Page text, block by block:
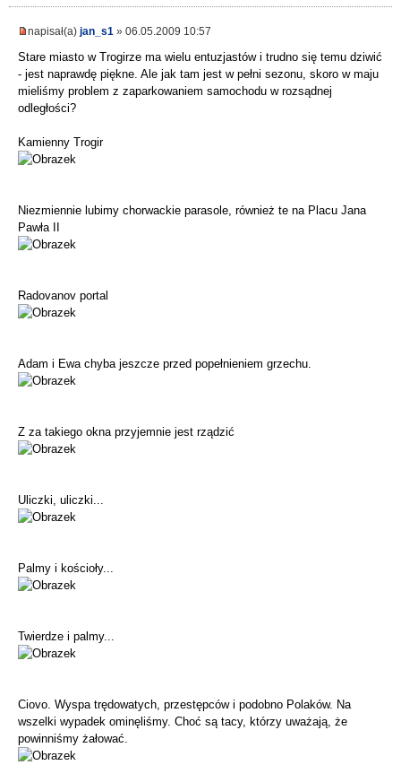
napisał(a) jan_s1 » 06.05.2009 10:57
Stare miasto w Trogirze ma wielu entuzjastów i trudno się temu dziwić
- jest naprawdę piękne. Ale jak tam jest w pełni sezonu, skoro w maju
mieliśmy problem z zaparkowaniem samochodu w rozsądnej
odległości?
Kamienny Trogir
Niezmiennie lubimy chorwackie parasole, również te na Placu Jana
Pawła II
Radovanov portal
Adam i Ewa chyba jeszcze przed popełnieniem grzechu.
Z za takiego okna przyjemnie jest rządzić
Uliczki, uliczki...
Palmy i kościoły...
Twierdze i palmy...
Ciovo. Wyspa trędowatych, przestępców i podobno Polaków. Na
wszelki wypadek ominęliśmy. Choć są tacy, którzy uważają, że
powinniśmy żałować.